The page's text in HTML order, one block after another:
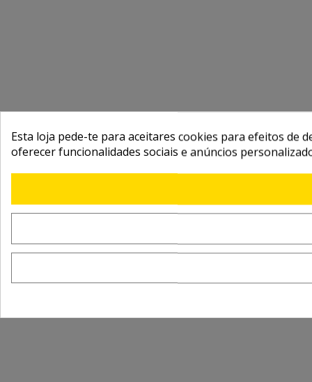
Esta loja pede-te para aceitares cookies para efeitos de
oferecer funcionalidades sociais e anúncios